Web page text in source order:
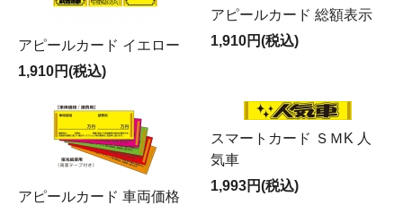
アピールカード イエロー
1,910円(税込)
アピールカード 総額表示
1,910円(税込)
アピールカード 車両価格
スマートカード ＳＭK 人
気車
1,993円(税込)